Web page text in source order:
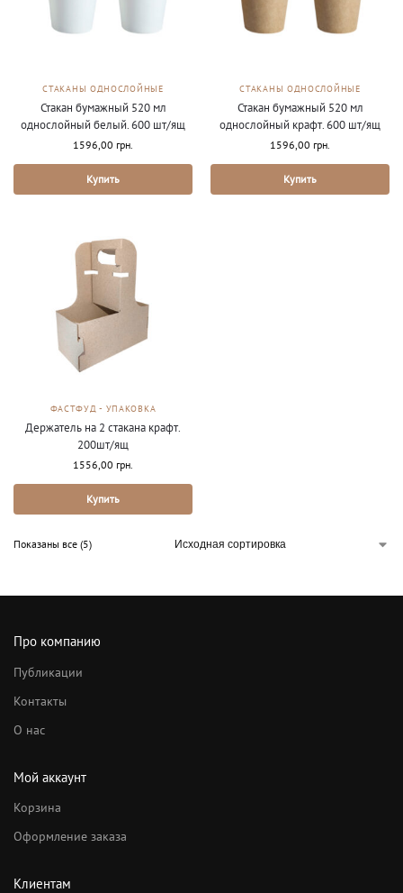
СТАКАНЫ ОДНОСЛОЙНЫЕ
Стакан бумажный 520 мл
однослойный белый. 600 шт/ящ
1596,00 грн.
Купить
СТАКАНЫ ОДНОСЛОЙНЫЕ
Стакан бумажный 520 мл
однослойный крафт. 600 шт/ящ
1596,00 грн.
Купить
ФАСТФУД - УПАКОВКА
Держатель на 2 стакана крафт.
200шт/ящ
1556,00 грн.
Купить
Показаны все (5)
Про компанию
Публикации
Контакты
О нас
Мой аккаунт
Корзина
Оформление заказа
Клиентам